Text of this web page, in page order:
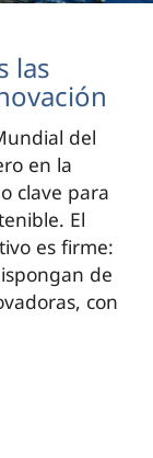
las
del
en la
clave para
El
es firme:
de
con